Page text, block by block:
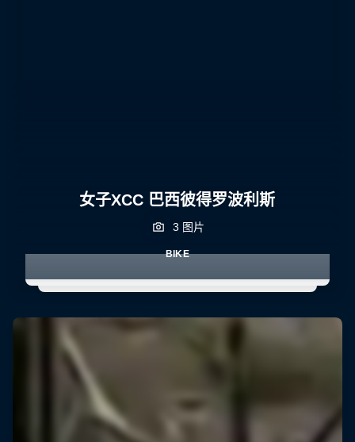
女子XCC 巴西彼得罗波利斯
3 图片
BIKE